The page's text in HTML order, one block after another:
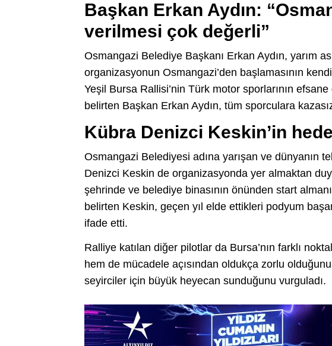
Başkan Erkan Aydın:
verilmesi çok değerli”
Osmangazi Belediye Başkanı Erkan Aydın, yarım
organizasyonun Osmangazi’den başlamasının
Yeşil Bursa Rallisi’nin Türk motor sporlarının
belirten Başkan Erkan Aydın, tüm sporculara
Kübra Denizci Keskin’in
Osmangazi Belediyesi adına yarışan ve dünyanın
Denizci Keskin de organizasyonda yer almaktan
şehrinde ve belediye binasının önünden start
belirten Keskin, geçen yıl elde ettikleri podyum
ifade etti.
Ralliye katılan diğer pilotlar da Bursa’nın farklı
hem de mücadele açısından oldukça zorlu
seyirciler için büyük heyecan sunduğunu vurguladı.